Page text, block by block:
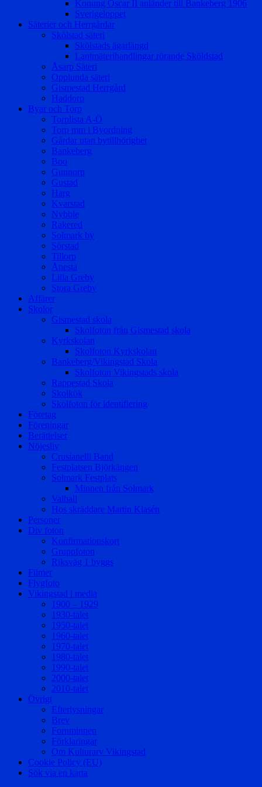
Konung Oscar II anländer till Bankeberg 1906
Sverigeloppet
Säterier och Herrgårdar
Skölstad säteri
Skölstads ägarlängd
Lantmäterihandlingar rörande Sköldstad
Åsarp Säteri
Opplunda säteri
Gismestad Herrgård
Haddorp
Byar och Torp
Torplista A-Ö
Torp mm i Byordning
Gårdar utan bytillhörighet
Bankeberg
Boo
Gunnorp
Gustad
Harg
Kvarstad
Nybble
Rakered
Solmark by
Sörstad
Tillorp
Ånesta
Lilla Greby
Stora Greby
Affärer
Skolor
Gismestad skola
Skolfoton från Gismestad skola
Kyrkskolan
Skolfoton Kyrkskolan
Bankeberg/Vikingstad Skola
Skolfoton Vikingstads skola
Rappestad Skola
Skolkök
Skolfoton för identifiering
Företag
Föreningar
Berättelser
Nöjesliv
Crusianelli Band
Festplatsen Björkängen
Solmark Festplats
Minnen från Solmark
Valhall
Hos skräddare Martin Klasén
Personer
Div foton
Konfirmationskort
Gruppfoton
Riksväg 1 byggs
Filmer
Flygfoto
Vikingstad i media
1900 – 1929
1930-talet
1950-talet
1960-talet
1970-talet
1980-talet
1990-talet
2000-talet
2010-talet
Övrigt
Efterlysningar
Brev
Fornminnen
Förklaringar
Om Kulturarv Vikingstad
Cookie Policy (EU)
Sök via en karta